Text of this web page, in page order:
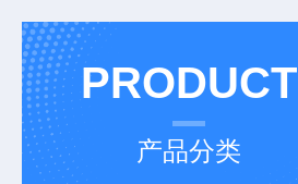
PRODUCT
产品分类